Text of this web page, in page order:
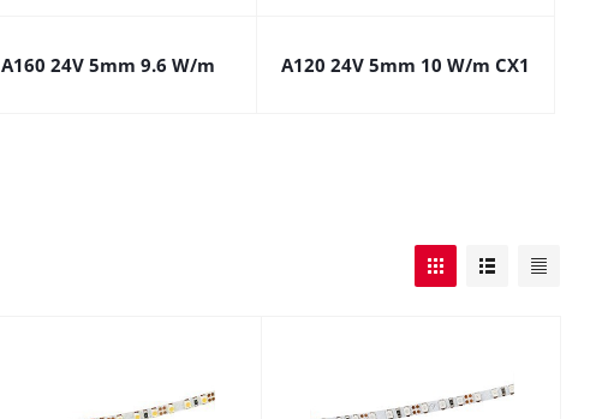
A160 24V 5mm 9.6 W/m A120 24V 5mm 10 W/m CX1